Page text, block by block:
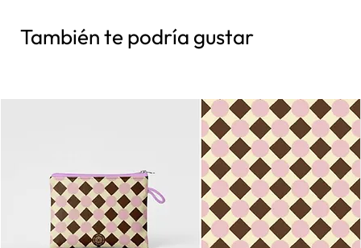
También te podría gustar